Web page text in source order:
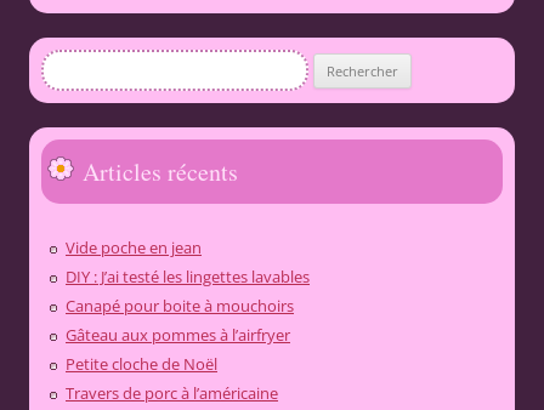
Rechercher :
Articles récents
Vide poche en jean
DIY : J’ai testé les lingettes lavables
Canapé pour boite à mouchoirs
Gâteau aux pommes à l’airfryer
Petite cloche de Noël
Travers de porc à l’américaine